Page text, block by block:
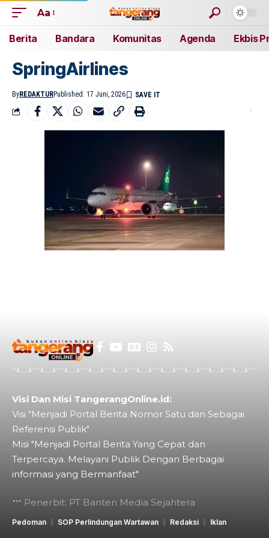
Aa
Berita Bandara Komunitas Agenda Ekbis
SpringAirlines
ByREDAKTURPublished: 17 Juni, 2026
Visi Dan Misi TangerangOnline.id:
Visi "Menjadi Portal Berita Nomor Satu dan Sebagai
Referensi Publik"
Misi "Menjadi Portal Berita Yang Cepat dan
Terpercaya. Melayani Publik Dengan Berbagai
informasi yang Bermanfaat"
Penerbit: PT Banten Media Sejahtera
Pedoman SOP Perlindungan Wartawan Redaksi Iklan